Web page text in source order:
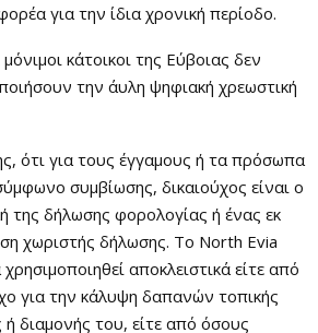
για την ίδια χρονική περίοδο.
μόνιμοι κάτοικοι της Εύβοιας δεν
την άυλη ψηφιακή χρεωστική
ότι για τους έγγαμους ή τα πρόσωπα
συμβίωσης, δικαιούχος είναι ο
της δήλωσης φορολογίας ή ένας εκ
χωριστής δήλωσης. Το North Evia
αποκλειστικά είτε από
για την κάλυψη δαπανών τοπικής
διαμονής του, είτε από όσους